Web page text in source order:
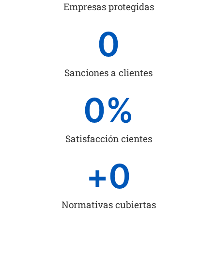
Empresas protegidas
Sanciones a clientes
0
Satisfacción cientes
0%
Normativas cubiertas
+0